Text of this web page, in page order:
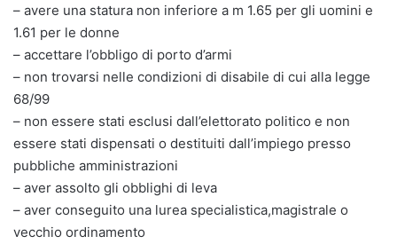
– avere una statura non inferiore a m 1.65 per gli uomini e
1.61 per le donne
– accettare l’obbligo di porto d’armi
– non trovarsi nelle condizioni di disabile di cui alla legge
68/99
– non essere stati esclusi dall’elettorato politico e non
essere stati dispensati o destituiti dall’impiego presso
pubbliche amministrazioni
– aver assolto gli obblighi di leva
– aver conseguito una lurea specialistica,magistrale o
vecchio ordinamento